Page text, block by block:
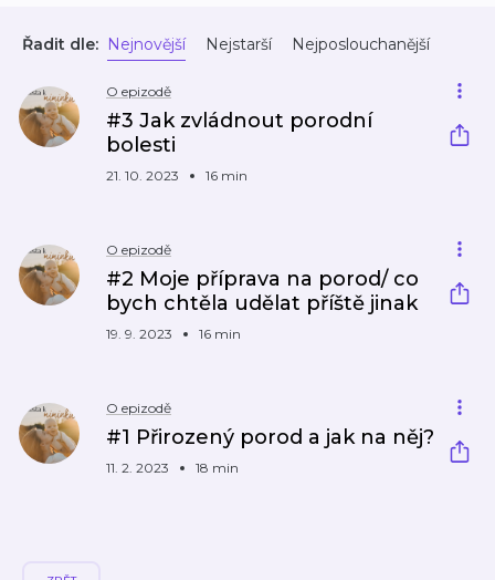
Řadit dle: Nejnovější Nejstarší Nejposlouchanější
O epizodě
#3 Jak zvládnout porodní
bolesti
21. 10. 2023 16 min
O epizodě
#2 Moje příprava na porod/ co
bych chtěla udělat příště jinak
19. 9. 2023 16 min
O epizodě
#1 Přirozený porod a jak na něj?
11. 2. 2023 18 min